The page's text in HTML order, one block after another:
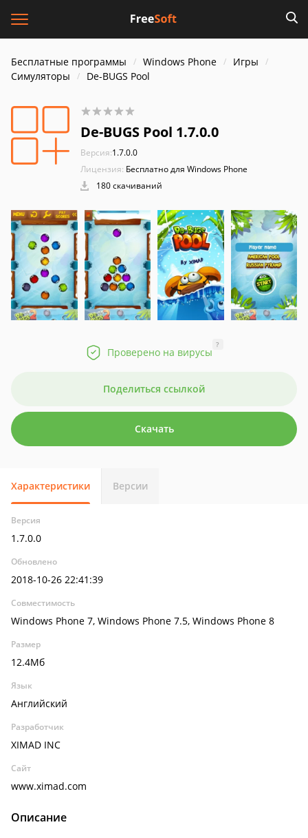
Бесплатные программы Windows Phone
Игры
Симуляторы
De-BUGS Pool
De-BUGS Pool 1.7.0.0
Версия:1.7.0.0
Лицензия: Бесплатно для Windows Phone
180 скачиваний
Проверено на вирусы
?
Поделиться ссылкой
Скачать
Характеристики Версии
Версия
1.7.0.0
Обновлено
2018-10-26 22:41:39
Совместимость
Windows Phone 7, Windows Phone 7.5, Windows Phone 8
Размер
12.4Мб
Язык
Английский
Разработчик
XIMAD INC
Сайт
www.ximad.com
Описание